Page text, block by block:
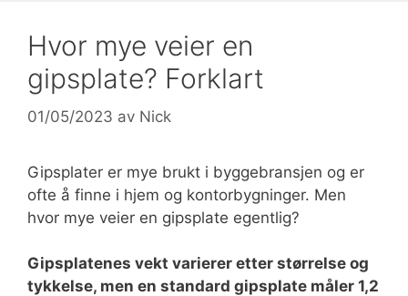
Hvor mye veier en
gipsplate? Forklart
01/05/2023 av Nick
Gipsplater er mye brukt i byggebransjen og er
ofte å finne i hjem og kontorbygninger. Men
hvor mye veier en gipsplate egentlig?
Gipsplatenes vekt varierer etter størrelse og
tykkelse, men en standard gipsplate måler 1,2